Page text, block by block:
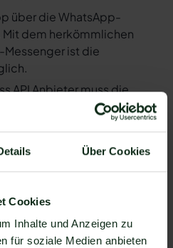
Über Cookies
Cookies
Inhalte und Anzeigen zu
für soziale Medien anbieten
über die WhatsApp-
Mit dem herkömmlichen
ist die
API Anbieter muss die
um die Integration
nicht alle Anbieter der
zu ermöglichen. Mit
der Zapier Integration
Darunter ist
!